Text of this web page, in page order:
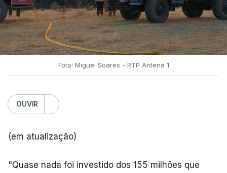
Foto: Miguel Soares - RTP Antena 1
OUVIR
(em atualização)
"Quase nada foi investido dos 155 milhões que